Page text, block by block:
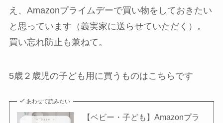
え、Amazonプライムデーで買い物をしておきたい
と思っています（義実家に送らせていただく）。
買い忘れ防止も兼ねて。
5歳２歳児の子ども用に買うものはこちらです
あわせて読みたい
【ベビー・子ども】Amazonプラ